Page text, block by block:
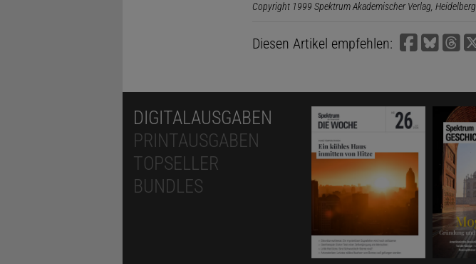
Copyright 1999 Spektrum Akademischer Verlag, Heidelberg
Diesen Artikel empfehlen:
DIGITALAUSGABEN
PRINTAUSGABEN
TOPSELLER
BUNDLES